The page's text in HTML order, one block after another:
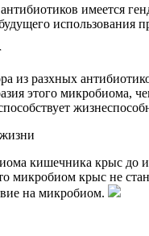
имеется
из разхных
этого
кишечника крыс до
микробиом крыс не
на микробиом.